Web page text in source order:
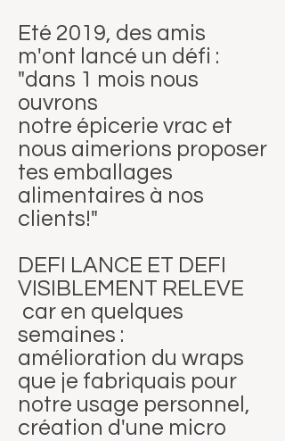
Eté 2019, des amis
m'ont lancé un défi :
"dans 1 mois nous
ouvrons
notre épicerie vrac et
nous aimerions proposer
tes emballages
alimentaires à nos
clients!"
DEFI LANCE ET DEFI
VISIBLEMENT RELEVE
car en quelques
semaines :
amélioration du wraps
que je fabriquais pour
notre usage personnel,
création d'une micro